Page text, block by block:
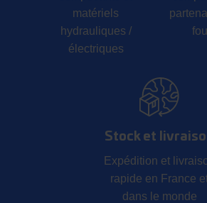
matériels
hydrauliques /
électriques
Stock et
Expédition et
rapide en France
dans le monde